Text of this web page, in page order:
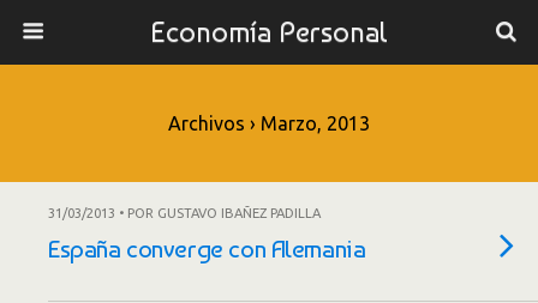
Economía Personal
Archivos › Marzo, 2013
31/03/2013 • POR GUSTAVO IBAÑEZ PADILLA
España converge con Alemania